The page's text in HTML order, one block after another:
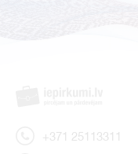
+371 25113311